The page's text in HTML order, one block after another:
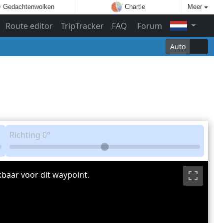
Gedachtenwolken Chartle Meer
Route editor TripTracker FAQ
Forum
Auto
Richting 0°
voor dit waypoint.